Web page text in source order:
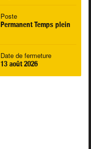
Poste
Permanent Temps plein
Date de fermeture
13 août 2026